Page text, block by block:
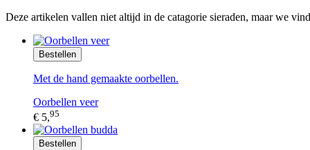
Deze artikelen vallen niet altijd in de catagorie sieraden, maar we
Bestellen
Met de hand gemaakte oorbellen.
Oorbellen veer
€ 5,95
Bestellen